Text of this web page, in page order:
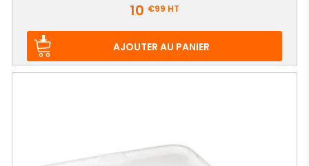
10 €99 HT
AJOUTER AU PANIER